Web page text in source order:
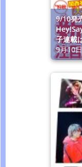
9/10発
子連載
9月10